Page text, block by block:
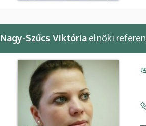
Nagy-Szűcs Viktória elnöki